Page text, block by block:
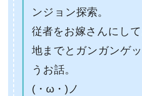
ンジョン探索。
従者をお嫁さんにし
地までとガンガンゲ
うお話。
(・ω・)ノ